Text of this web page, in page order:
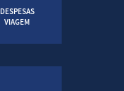
DESPESAS
VIAGEM